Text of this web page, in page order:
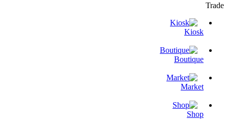
Trade
Kiosk
Boutique
Market
Shop